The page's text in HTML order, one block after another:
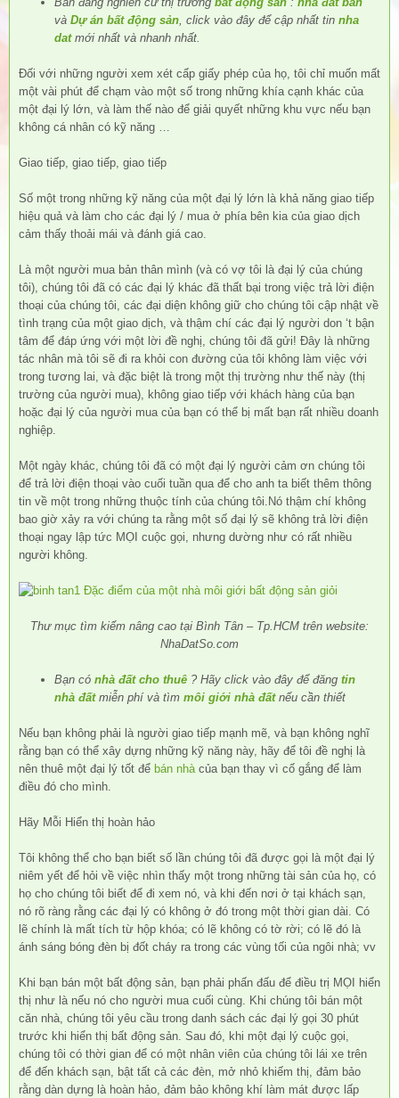
và Dự án bất động sản, click vào đây để cập nhất tin nha
dat mới nhất và nhanh nhất.
Đối với những người xem xét cấp giấy phép của họ, tôi chỉ muốn mất
một vài phút để chạm vào một số trong những khía cạnh khác của
một đại lý lớn, và làm thế nào để giải quyết những khu vực nếu bạn
không cá nhân có kỹ năng …
Giao tiếp, giao tiếp, giao tiếp
Số một trong những kỹ năng của một đại lý lớn là khả năng giao tiếp
hiệu quả và làm cho các đại lý / mua ở phía bên kia của giao dịch
cảm thấy thoải mái và đánh giá cao.
Là một người mua bản thân mình (và có vợ tôi là đại lý của chúng
tôi), chúng tôi đã có các đại lý khác đã thất bại trong việc trả lời điện
thoại của chúng tôi, các đại diện không giữ cho chúng tôi cập nhật về
tình trạng của một giao dịch, và thậm chí các đại lý người don ‘t bận
tâm để đáp ứng với một lời đề nghị, chúng tôi đã gửi! Đây là những
tác nhân mà tôi sẽ đi ra khỏi con đường của tôi không làm việc với
trong tương lai, và đặc biệt là trong một thị trường như thế này (thị
trường của người mua), không giao tiếp với khách hàng của bạn
hoặc đại lý của người mua của bạn có thể bị mất bạn rất nhiều doanh
nghiệp.
Một ngày khác, chúng tôi đã có một đại lý người cảm ơn chúng tôi
để trả lời điện thoại vào cuối tuần qua để cho anh ta biết thêm thông
tin về một trong những thuộc tính của chúng tôi.Nó thậm chí không
bao giờ xảy ra với chúng ta rằng một số đại lý sẽ không trả lời điện
thoại ngay lập tức MỌI cuộc gọi, nhưng dường như có rất nhiều
người không.
Thư mục tìm kiếm nâng cao tại Bình Tân – Tp.HCM trên website:
NhaDatSo.com
Bạn có nhà đất cho thuê ? Hãy click vào đây để đăng tin
nhà đấtmiễn phí và tìm môi giới nhà đấtnếu cần thiết
Nếu bạn không phải là người giao tiếp mạnh mẽ, và bạn không nghĩ
rằng bạn có thể xây dựng những kỹ năng này, hãy để tôi đề nghị là
nên thuê một đại lý tốt để bán nhàcủa bạn thay vì cố gắng để làm
điều đó cho mình.
Hãy Mỗi Hiển thị hoàn hảo
Tôi không thể cho bạn biết số lần chúng tôi đã được gọi là một đại lý
niêm yết để hỏi về việc nhìn thấy một trong những tài sản của họ, có
họ cho chúng tôi biết để đi xem nó, và khi đến nơi ở tại khách sạn,
nó rõ ràng rằng các đại lý có không ở đó trong một thời gian dài. Có
lẽ chính là mất tích từ hộp khóa; có lẽ không có tờ rời; có lẽ đó là
ánh sáng bóng đèn bị đốt cháy ra trong các vùng tối của ngôi nhà; vv
Khi bạn bán một bất động sản, bạn phải phấn đấu để điều trị MỌI hiển
thị như là nếu nó cho người mua cuối cùng. Khi chúng tôi bán một
căn nhà, chúng tôi yêu cầu trong danh sách các đại lý gọi 30 phút
trước khi hiển thị bất động sản. Sau đó, khi một đại lý cuộc gọi,
chúng tôi có thời gian để có một nhân viên của chúng tôi lái xe trên
để đến khách sạn, bật tất cả các đèn, mở nhỏ khiếm thị, đảm bảo
rằng dàn dựng là hoàn hảo, đảm bảo không khí làm mát được lấp